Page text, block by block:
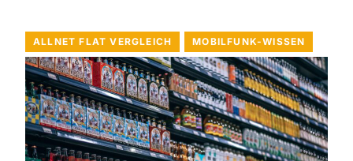
ALLNET FLAT VERGLEICH MOBILFUNK-WISSEN